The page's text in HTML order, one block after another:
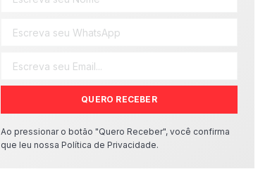
QUERO RECEBER
Ao pressionar o botão "Quero Receber", você confirma
que leu nossa Política de Privacidade.